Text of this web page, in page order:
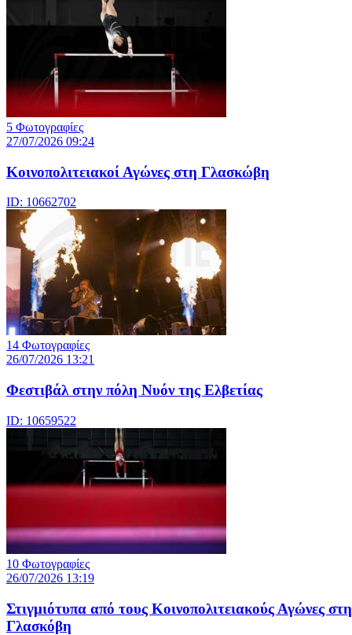
5 Φωτογραφίες
27/07/2026 09:24
Κοινοπολιτειακοί Αγώνες στη Γλασκώβη
ID: 10662702
14 Φωτογραφίες
26/07/2026 13:21
Φεστιβάλ στην πόλη Νυόν της Ελβετίας
ID: 10659522
10 Φωτογραφίες
26/07/2026 13:19
Στιγμιότυπα από τους Κοινοπολιτειακούς Αγώνες στη
Γλασκόβη